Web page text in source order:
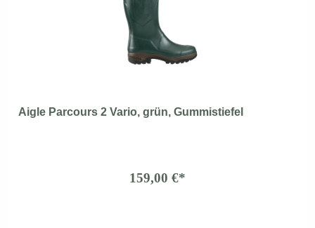
Aigle Parcours 2 Vario, grün, Gummistiefel
159,00 €*